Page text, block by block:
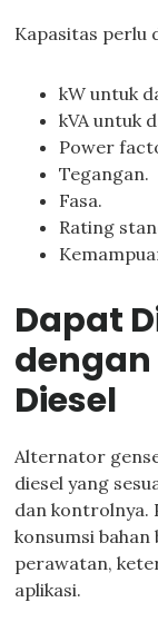
Kapasitas perlu
kW untuk
kVA untuk
Power
Tegangan.
Fasa.
Rating
Dapat
dengan
Diesel
Alternator
diesel yang
dan kontrolnya.
konsumsi
perawatan,
aplikasi.